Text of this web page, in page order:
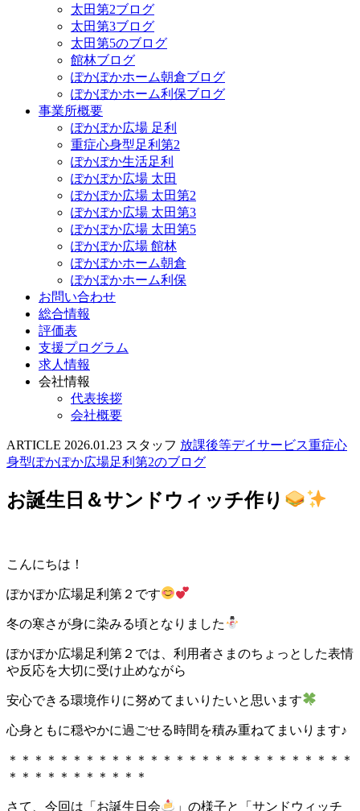
太田第2ブログ
太田第3ブログ
太田第5のブログ
館林ブログ
ぽかぽかホーム朝倉ブログ
ぽかぽかホーム利保ブログ
事業所概要
ぽかぽか広場 足利
重症心身型足利第2
ぽかぽか生活足利
ぽかぽか広場 太田
ぽかぽか広場 太田第2
ぽかぽか広場 太田第3
ぽかぽか広場 太田第5
ぽかぽか広場 館林
ぽかぽかホーム朝倉
ぽかぽかホーム利保
お問い合わせ
総合情報
評価表
支援プログラム
求人情報
会社情報
代表挨拶
会社概要
ARTICLE 2026.01.23 スタッフ 放課後等デイサービス重症心
身型ぽかぽか広場足利第2のブログ
お誕生日＆サンドウィッチ作り
こんにちは！
ぽかぽか広場足利第２です
冬の寒さが身に染みる頃となりました
ぽかぽか広場足利第２では、利用者さまのちょっとした表情
や反応を大切に受け止めながら
安心できる環境作りに努めてまいりたいと思います
心身ともに穏やかに過ごせる時間を積み重ねてまいります♪
＊＊＊＊＊＊＊＊＊＊＊＊＊＊＊＊＊＊＊＊＊＊＊＊＊＊＊
＊＊＊＊＊＊＊＊＊＊＊
さて、今回は「お誕生日会 」の様子と「サンドウィッチ